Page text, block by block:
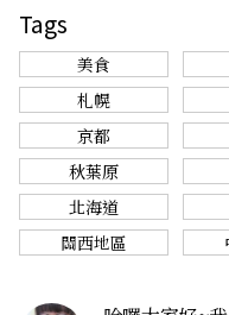
Tags
美食
札幌
京都
秋葉原
北海道
關西地區